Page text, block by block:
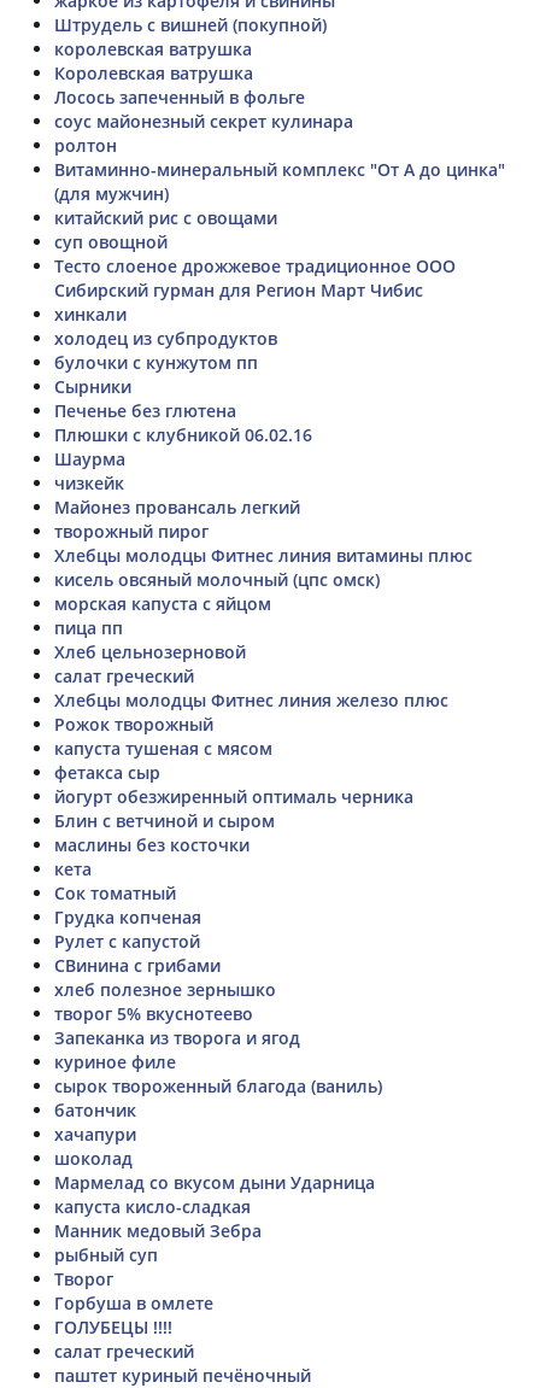
Штрудель с вишней (покупной)
королевская ватрушка
Королевская ватрушка
Лосось запеченный в фольге
соус майонезный секрет кулинара
ролтон
Витаминно-минеральный комплекс "От А до цинка"
(для мужчин)
китайский рис с овощами
суп овощной
Тесто слоеное дрожжевое традиционное ООО
Сибирский гурман для Регион Март Чибис
хинкали
холодец из субпродуктов
булочки с кунжутом пп
Сырники
Печенье без глютена
Плюшки с клубникой 06.02.16
Шаурма
чизкейк
Майонез провансаль легкий
творожный пирог
Хлебцы молодцы Фитнес линия витамины плюс
кисель овсяный молочный (цпс омск)
морская капуста с яйцом
пица пп
Хлеб цельнозерновой
салат греческий
Хлебцы молодцы Фитнес линия железо плюс
Рожок творожный
капуста тушеная с мясом
фетакса сыр
йогурт обезжиренный оптималь черника
Блин с ветчиной и сыром
маслины без косточки
кета
Сок томатный
Грудка копченая
Рулет с капустой
СВинина с грибами
хлеб полезное зернышко
творог 5% вкуснотеево
Запеканка из творога и ягод
куриное филе
сырок твороженный благода (ваниль)
батончик
хачапури
шоколад
Мармелад со вкусом дыни Ударница
капуста кисло-сладкая
Манник медовый Зебра
рыбный суп
Творог
Горбуша в омлете
ГОЛУБЕЦЫ !!!!
салат греческий
паштет куриный печёночный